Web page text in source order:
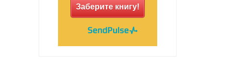
Заберите книгу!